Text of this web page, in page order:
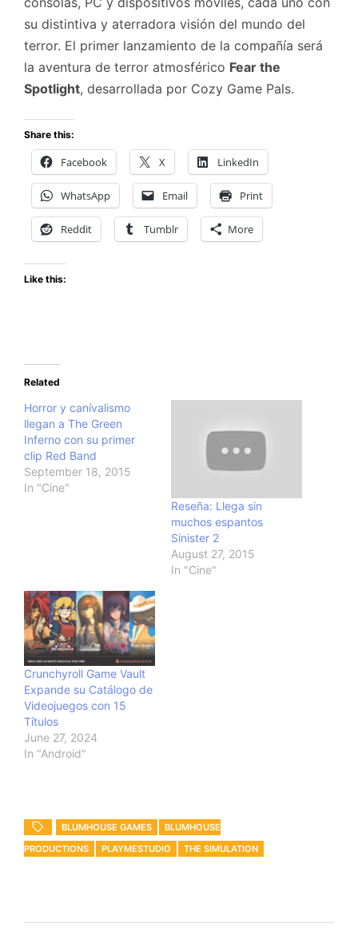
su distintiva y aterradora visión del mundo del
terror. El primer lanzamiento de la compañía será
la aventura de terror atmosférico Fear the
Spotlight, desarrollada por Cozy Game Pals.
Share this:
Facebook X LinkedIn
WhatsApp Email Print
Reddit Tumblr More
Like this:
Related
Horror y canívalismo
llegan a The Green
Inferno con su primer
clip Red Band
September 18, 2015
In "Cine"
Reseña: Llega sin
muchos espantos
Sinister 2
August 27, 2015
In "Cine"
Crunchyroll Game Vault
Expande su Catálogo de
Videojuegos con 15
Títulos
June 27, 2024
In "Android"
BLUMHOUSE GAMES
BLUMHOUSE
PRODUCTIONS
PLAYMESTUDIO THE SIMULATION